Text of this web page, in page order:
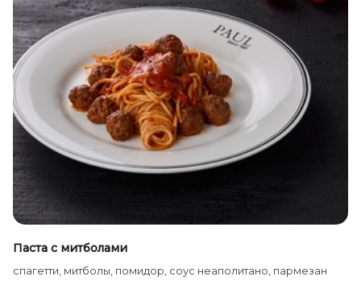
Паста с митболами
спагетти, митболы, помидор, соус неаполитано, пармезан